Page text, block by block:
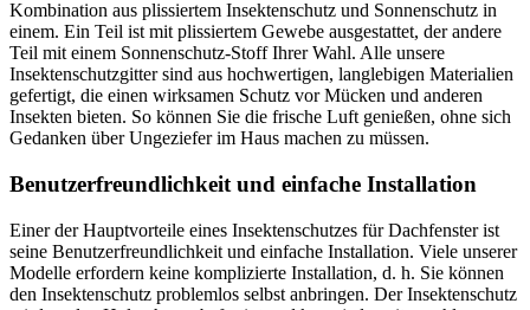
Kombination aus plissiertem Insektenschutz und Sonnenschutz in
einem. Ein Teil ist mit plissiertem Gewebe ausgestattet, der andere
Teil mit einem Sonnenschutz-Stoff Ihrer Wahl. Alle unsere
Insektenschutzgitter sind aus hochwertigen, langlebigen Materialien
gefertigt, die einen wirksamen Schutz vor Mücken und anderen
Insekten bieten. So können Sie die frische Luft genießen, ohne sich
Gedanken über Ungeziefer im Haus machen zu müssen.
Benutzerfreundlichkeit und einfache Installation
Einer der Hauptvorteile eines Insektenschutzes für Dachfenster ist
seine Benutzerfreundlichkeit und einfache Installation. Viele unserer
Modelle erfordern keine komplizierte Installation, d. h. Sie können
den Insektenschutz problemlos selbst anbringen. Der Insektenschutz